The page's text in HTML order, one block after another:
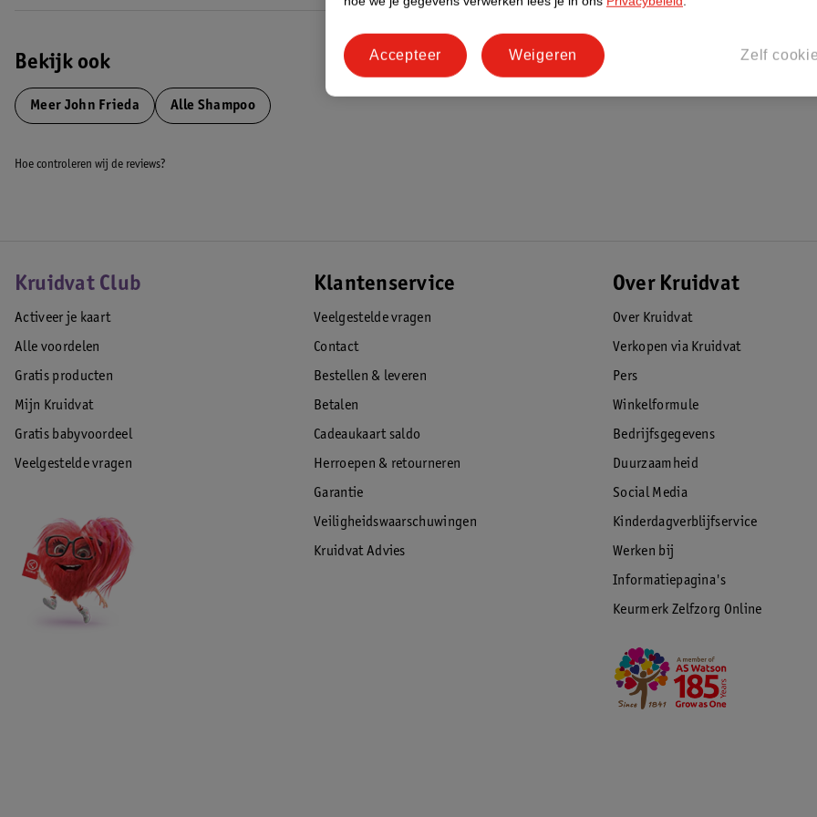
Bekijk ook
Meer John Frieda Alle Shampoo
Hoe controleren wij de reviews?
Kruidvat Club
Activeer je kaart
Alle voordelen
Gratis producten
Mijn Kruidvat
Gratis babyvoordeel
Veelgestelde vragen
Klantenservice
Veelgestelde vragen
Contact
Bestellen & leveren
Betalen
Cadeaukaart saldo
Herroepen & retourneren
Garantie
Veiligheidswaarschuwingen
Kruidvat Advies
Over Kruidvat
Over Kruidvat
Verkopen via Kruidvat
Pers
Winkelformule
Bedrijfsgegevens
Duurzaamheid
Social Media
Kinderdagverblijfservice
Werken bij
Informatiepagina's
Keurmerk Zelfzorg Online
Zelf
Weigeren
Accepteer